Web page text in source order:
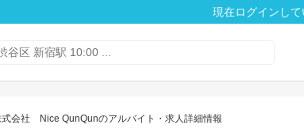
現在ログインして
式会社 Nice QunQunのアルバイト・求人詳細情報